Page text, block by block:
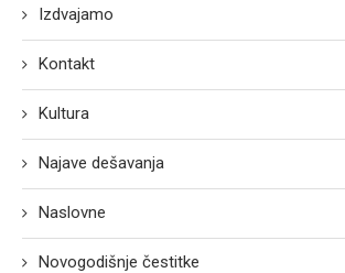
Izdvajamo
Kontakt
Kultura
Najave dešavanja
Naslovne
Novogodišnje čestitke